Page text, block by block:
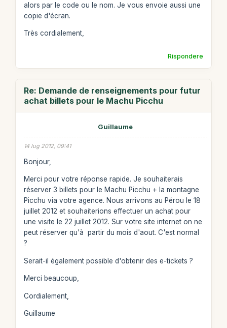
alors par le code ou le nom. Je vous envoie aussi une
copie d'écran.
Très cordialement,
Rispondere
Re: Demande de renseignements pour futur
achat billets pour le Machu Picchu
Guillaume
14 lug 2012, 09:41
Bonjour,
Merci pour votre réponse rapide. Je souhaiterais
réserver 3 billets pour le Machu Picchu + la montagne
Picchu via votre agence. Nous arrivons au Pérou le 18
juillet 2012 et souhaiterions effectuer un achat pour
une visite le 22 juillet 2012. Sur votre site internet on ne
peut réserver qu'à partir du mois d'aout. C'est normal
?
Serait-il également possible d'obtenir des e-tickets ?
Merci beaucoup,
Cordialement,
Guillaume